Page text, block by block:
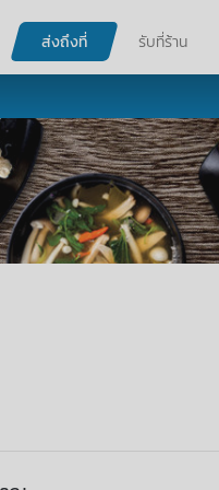
ส่งถึงที่ รับที่ร้าน